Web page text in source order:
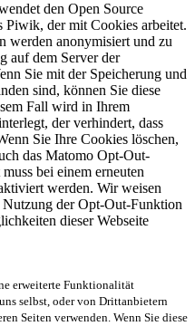
den Open Source
Piwik, der mit Cookies arbeitet.
werden anonymisiert und zu
auf dem Server der
Sie mit der Speicherung und
sind, können Sie diese
Fall wird in Ihrem
der verhindert, dass
Sie Ihre Cookies löschen,
das Matomo Opt-Out-
bei einem erneuten
werden. Wir weisen
der Opt-Out-Funktion
dieser Webseite
erweiterte Funktionalität
selbst, oder von Drittanbietern
Seiten verwenden. Wenn Sie diese